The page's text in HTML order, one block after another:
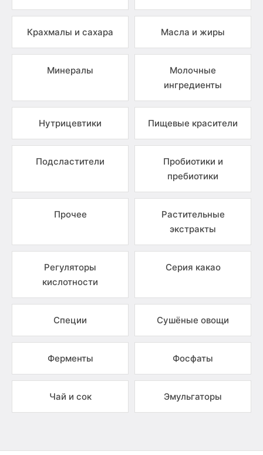
Крахмалы и сахара Масла и жиры
Минералы
Молочные
ингредиенты
Нутрицевтики Пищевые красители
Подсластители
Пробиотики и
пребиотики
Прочее
Растительные
экстракты
Регуляторы
кислотности
Серия какао
Специи Сушёные овощи
Ферменты Фосфаты
Чай и сок Эмульгаторы